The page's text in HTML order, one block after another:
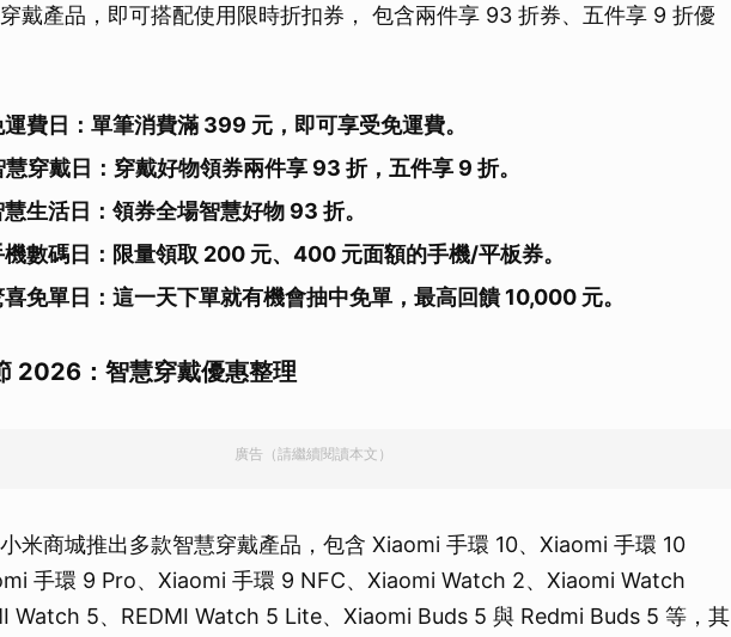
戴產品，即可搭配使用限時折扣券， 包含兩件享 93 折券、五件享 9 折優
費日：單筆消費滿 399 元，即可享受免運費。
慧穿戴日 ： 穿戴好物領券兩件享 93 折，五件享 9 折。
生活日：領券全場智慧好物 93 折。
數碼日：限量領取 200 元、400 元面額的手機/平板券。
免單日：這一天下單就有機會抽中免單，最高回饋 10,000 元。
2026：智慧穿戴優惠整理
廣告（請繼續閱讀本文）
米商城推出多款智慧穿戴產品，包含 Xiaomi 手環 10、Xiaomi 手環 10
手環 9 Pro、Xiaomi 手環 9 NFC、Xiaomi Watch 2、Xiaomi Watch
Watch 5、REDMI Watch 5 Lite、Xiaomi Buds 5 與 Redmi Buds 5 等，其
取消